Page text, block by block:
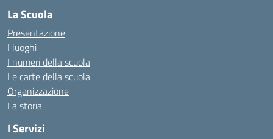
La Scuola
Presentazione
I luoghi
I numeri della scuola
Le carte della scuola
Organizzazione
La storia
I Servizi